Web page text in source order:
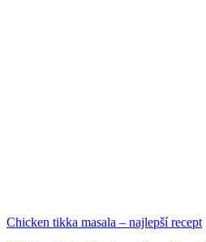
Chicken tikka masala – najlepší recept